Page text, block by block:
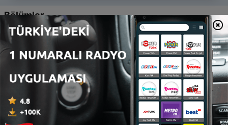
Bölümler
4 Kids Hugs and Parent Alienation
02 Oca 2023
3 - Episode 3 - Final
10 Oca 2021
2 - Episode 2 - Emotions
10 Oca 2021